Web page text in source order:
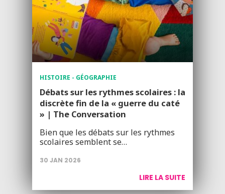
HISTOIRE - GÉOGRAPHIE
Débats sur les rythmes scolaires : la
discrète fin de la « guerre du caté
» | The Conversation
Bien que les débats sur les rythmes
scolaires semblent se…
30 JAN 2026
LIRE LA SUITE